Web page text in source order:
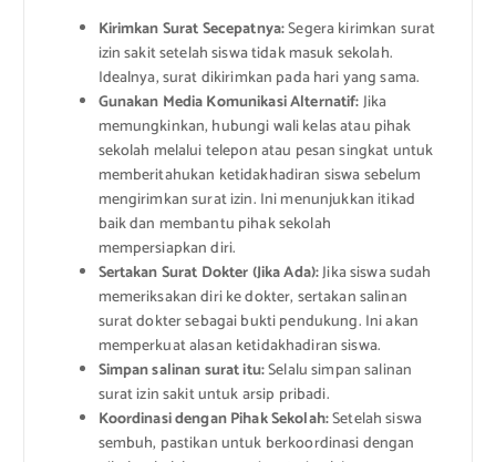
Kirimkan Surat Secepatnya:Segera kirimkan surat
izin sakit setelah siswa tidak masuk sekolah.
Idealnya, surat dikirimkan pada hari yang sama.
Gunakan Media Komunikasi Alternatif:Jika
memungkinkan, hubungi wali kelas atau pihak
sekolah melalui telepon atau pesan singkat untuk
memberitahukan ketidakhadiran siswa sebelum
mengirimkan surat izin. Ini menunjukkan itikad
baik dan membantu pihak sekolah
mempersiapkan diri.
Sertakan Surat Dokter (Jika Ada):Jika siswa sudah
memeriksakan diri ke dokter, sertakan salinan
surat dokter sebagai bukti pendukung. Ini akan
memperkuat alasan ketidakhadiran siswa.
Simpan salinan surat itu:Selalu simpan salinan
surat izin sakit untuk arsip pribadi.
Koordinasi dengan Pihak Sekolah:Setelah siswa
sembuh, pastikan untuk berkoordinasi dengan